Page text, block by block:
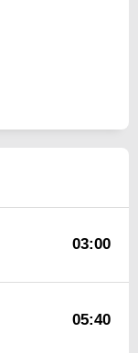
03:00
05:40